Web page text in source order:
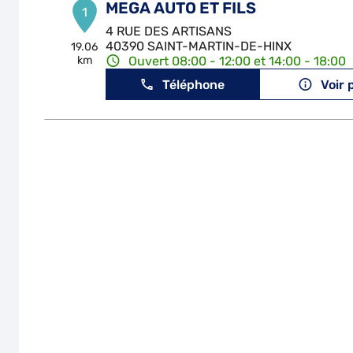
1
19.06
km
MEGA AUTO ET FILS
4 RUE DES ARTISANS
40390 SAINT-MARTIN-DE-HINX
Ouvert 08:00 - 12:00 et 14:00 - 18:00
Téléphone
Voir